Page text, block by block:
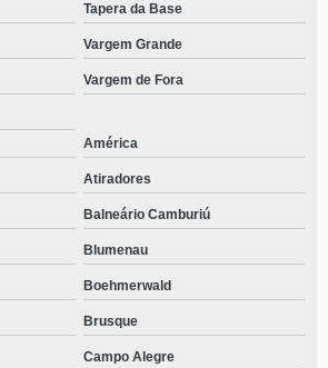
Tapera da Base
Vargem Grande
Vargem de Fora
América
Atiradores
Balneário Camburiú
Blumenau
Boehmerwald
Brusque
Campo Alegre